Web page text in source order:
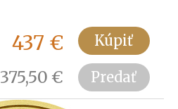
437 €
375,50 €
Kúpiť
Predať